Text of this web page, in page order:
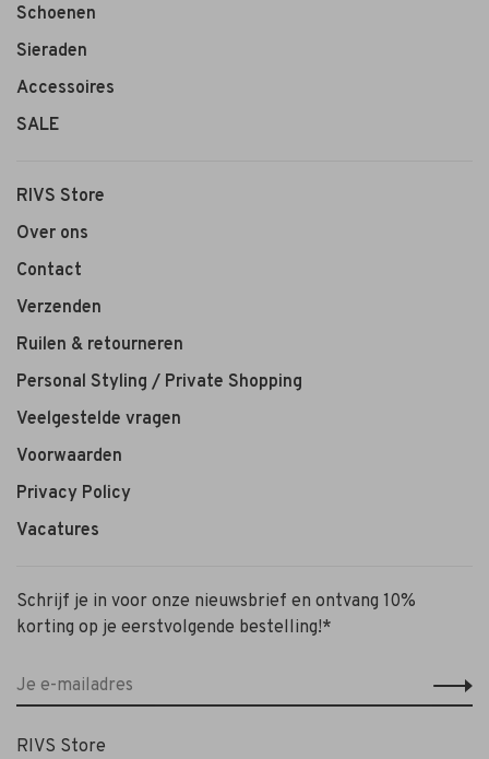
Schoenen
Sieraden
Accessoires
SALE
RIVS Store
Over ons
Contact
Verzenden
Ruilen & retourneren
Personal Styling / Private Shopping
Veelgestelde vragen
Voorwaarden
Privacy Policy
Vacatures
Schrijf je in voor onze nieuwsbrief en ontvang 10%
korting op je eerstvolgende bestelling!*
RIVS Store